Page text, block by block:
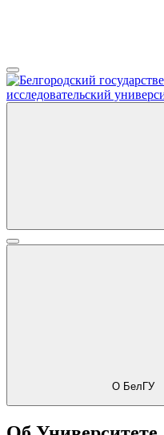
О БелГУ